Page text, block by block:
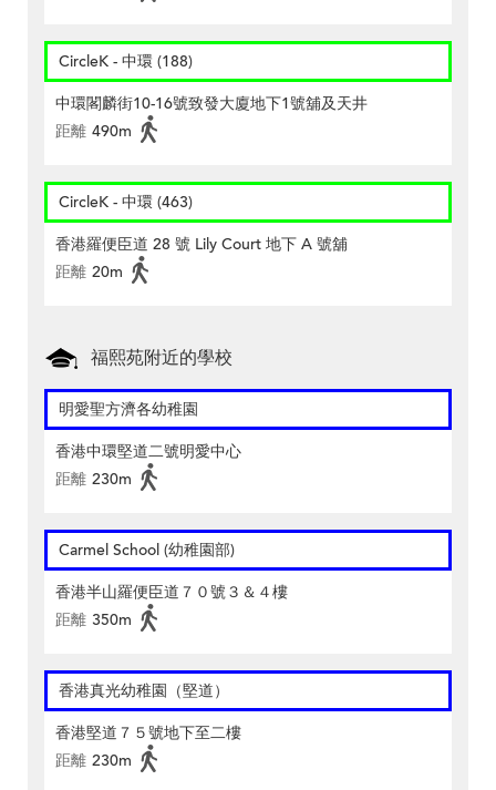
CircleK - 中環 (188)
中環閣麟街10-16號致發大廈地下1號舖及天井
距離 490m
CircleK - 中環 (463)
香港羅便臣道 28 號 Lily Court 地下 A 號舖
距離 20m
福熙苑附近的學校
明愛聖方濟各幼稚園
香港中環堅道二號明愛中心
距離 230m
Carmel School (幼稚園部)
香港半山羅便臣道７０號３＆４樓
距離 350m
香港真光幼稚園（堅道）
香港堅道７５號地下至二樓
距離 230m